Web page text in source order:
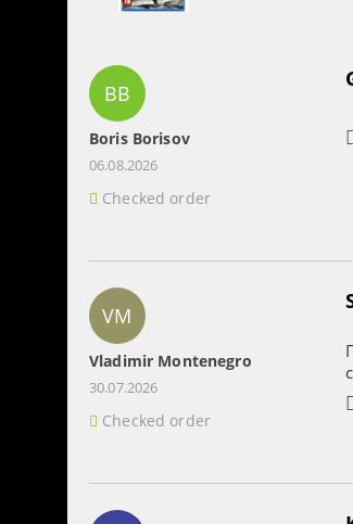
BB
Boris Borisov
06.08.2026
Checked order
VM
Vladimir Montenegro
30.07.2026
Checked order